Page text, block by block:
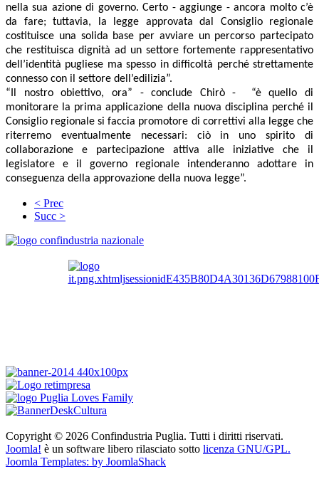
nella sua azione di governo. Certo - aggiunge - ancora molto c’è
da fare; tuttavia, la legge approvata dal Consiglio regionale
costituisce una solida base per avviare un percorso partecipato
che restituisca dignità ad un settore fortemente rappresentativo
dell’identità pugliese ma spesso in difficoltà perché strettamente
connesso con il settore dell’edilizia”.
“Il nostro obiettivo, ora” - conclude Chirò - “è quello di
monitorare la prima applicazione della nuova disciplina perché il
Consiglio regionale si faccia promotore di correttivi alla legge che
riterremo eventualmente necessari: ciò in uno spirito di
collaborazione e partecipazione attiva alle iniziative che il
legislatore e il governo regionale intenderanno adottare in
conseguenza della approvazione della nuova legge”.
< Prec
Succ >
Copyright © 2026 Confindustria Puglia. Tutti i diritti riservati.
Joomla! è un software libero rilasciato sotto licenza GNU/GPL.
Joomla Templates: by JoomlaShack